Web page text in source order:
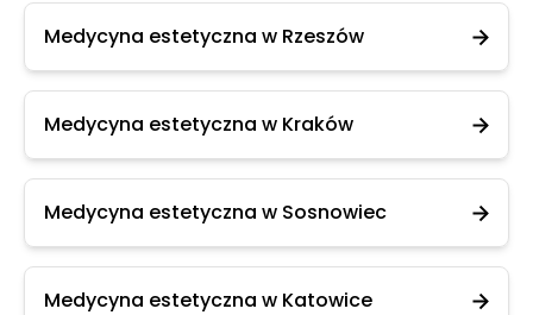
Medycyna estetyczna w Rzeszów
Medycyna estetyczna w Kraków
Medycyna estetyczna w Sosnowiec
Medycyna estetyczna w Katowice